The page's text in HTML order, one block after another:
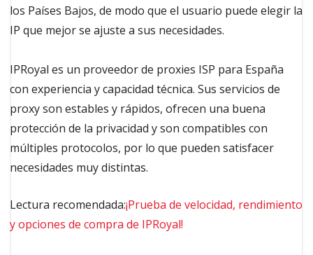
los Países Bajos, de modo que el usuario puede elegir la
IP que mejor se ajuste a sus necesidades.
IPRoyal es un proveedor de proxies ISP para España
con experiencia y capacidad técnica. Sus servicios de
proxy son estables y rápidos, ofrecen una buena
protección de la privacidad y son compatibles con
múltiples protocolos, por lo que pueden satisfacer
necesidades muy distintas.
Lectura recomendada:¡Prueba de velocidad, rendimiento
y opciones de compra de IPRoyal!